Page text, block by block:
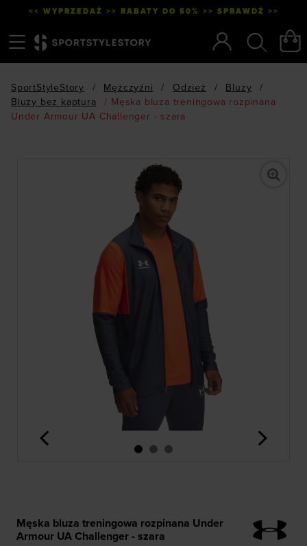
<< WYPRZEDAŻ >> RABATY DO 50% >> SPRAWDŹ >>
SportStyleStory / Mężczyźni / Odzież / Bluzy
/
Bluzy bez kaptura
/ Męska bluza treningowa rozpinana
Under Armour UA Challenger - szara
<
Męska bluza treningowa rozpinana Under
Armour UA Challenger - szara